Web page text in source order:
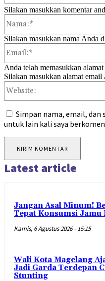
Silakan masukkan komentar
Silakan masukkan nama Anda
Anda telah memasukkan
Silakan masukkan alamat
Simpan nama, email, dan
untuk lain kali saya
Latest article
Jangan Asal Minum!
Tepat Konsumsi
Kamis, 6 Agustus 2026 - 15:15
Wali Kota Magelang
Jadi Garda Terdepan
Stunting